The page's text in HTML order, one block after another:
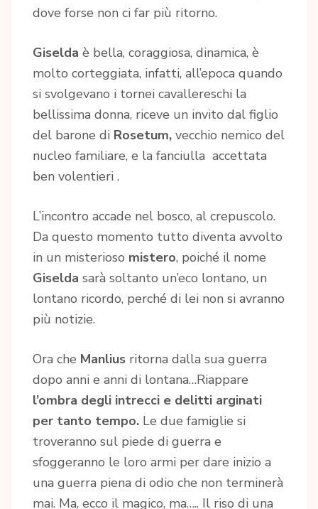
dove forse non ci far più ritorno.
Giselda è bella, coraggiosa, dinamica, è
molto corteggiata, infatti, all’epoca quando
si svolgevano i tornei cavallereschi la
bellissima donna, riceve un invito dal figlio
del barone di Rosetum, vecchio nemico del
nucleo familiare, e la fanciulla accettata
ben volentieri .
L’incontro accade nel bosco, al crepuscolo.
Da questo momento tutto diventa avvolto
in un misterioso mistero, poiché il nome
Giselda sarà soltanto un’eco lontano, un
lontano ricordo, perché di lei non si avranno
più notizie.
Ora che Manlius ritorna dalla sua guerra
dopo anni e anni di lontana…Riappare
l’ombra degli intrecci e delitti arginati
per tanto tempo. Le due famiglie si
troveranno sul piede di guerra e
sfoggeranno le loro armi per dare inizio a
una guerra piena di odio che non terminerà
mai. Ma, ecco il magico, ma….. Il riso di una